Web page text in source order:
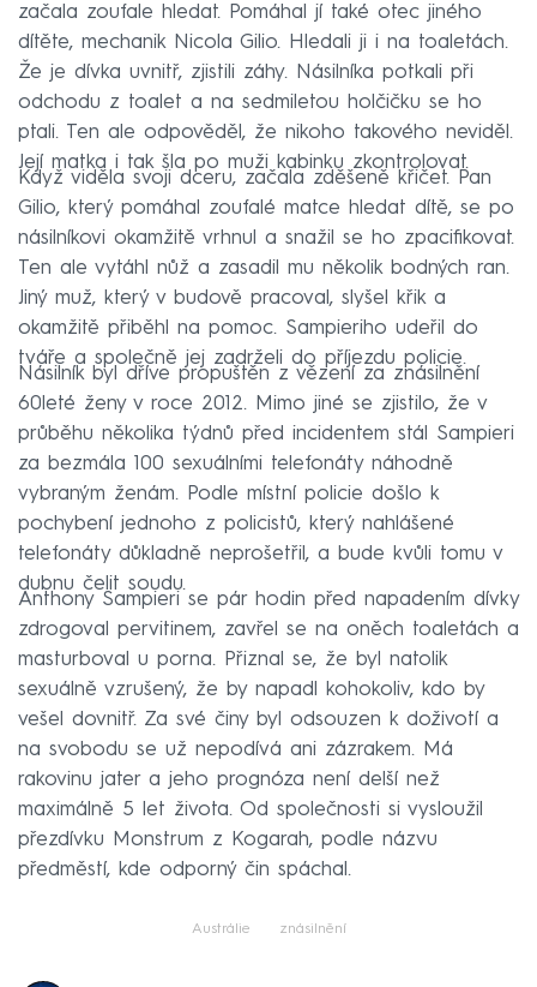
začala zoufale hledat. Pomáhal jí také otec jiného
dítěte, mechanik Nicola Gilio. Hledali ji i na toaletách.
Že je dívka uvnitř, zjistili záhy. Násilníka potkali při
odchodu z toalet a na sedmiletou holčičku se ho
ptali. Ten ale odpověděl, že nikoho takového neviděl.
Její matka i tak šla po muži kabinku zkontrolovat.
Když viděla svoji dceru, začala zděšeně křičet. Pan
Gilio, který pomáhal zoufalé matce hledat dítě, se po
násilníkovi okamžitě vrhnul a snažil se ho zpacifikovat.
Ten ale vytáhl nůž a zasadil mu několik bodných ran.
Jiný muž, který v budově pracoval, slyšel křik a
okamžitě přiběhl na pomoc. Sampieriho udeřil do
tváře a společně jej zadrželi do příjezdu policie.
Násilník byl dříve propuštěn z vězení za znásilnění
60leté ženy v roce 2012. Mimo jiné se zjistilo, že v
průběhu několika týdnů před incidentem stál Sampieri
za bezmála 100 sexuálními telefonáty náhodně
vybraným ženám. Podle místní policie došlo k
pochybení jednoho z policistů, který nahlášené
telefonáty důkladně neprošetřil, a bude kvůli tomu v
dubnu čelit soudu.
Anthony Sampieri se pár hodin před napadením dívky
zdrogoval pervitinem, zavřel se na oněch toaletách a
masturboval u porna. Přiznal se, že byl natolik
sexuálně vzrušený, že by napadl kohokoliv, kdo by
vešel dovnitř. Za své činy byl odsouzen k doživotí a
na svobodu se už nepodívá ani zázrakem. Má
rakovinu jater a jeho prognóza není delší než
maximálně 5 let života. Od společnosti si vysloužil
přezdívku Monstrum z Kogarah, podle názvu
předměstí, kde odporný čin spáchal.
Austrálie znásilnění